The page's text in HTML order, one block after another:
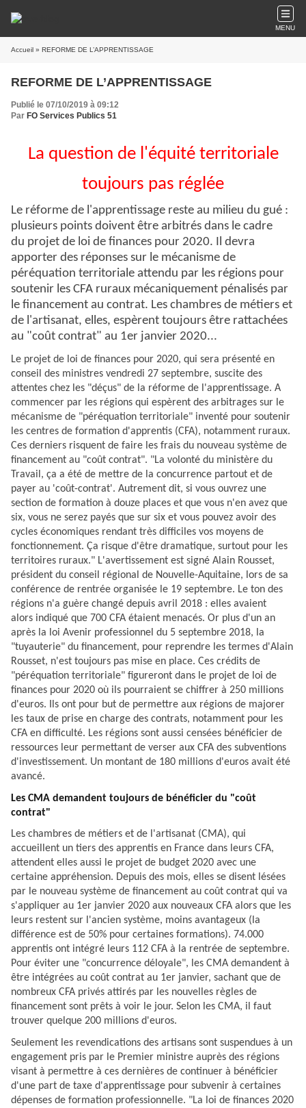
MENU
Accueil » REFORME DE L’APPRENTISSAGE
REFORME DE L’APPRENTISSAGE
Publié le 07/10/2019 à 09:12
Par FO Services Publics 51
La question de l'équité territoriale
toujours pas réglée
Le réforme de l'apprentissage reste au milieu du gué :
plusieurs points doivent être arbitrés dans le cadre
du projet de loi de finances pour 2020. Il devra
apporter des réponses sur le mécanisme de
péréquation territoriale attendu par les régions pour
soutenir les CFA ruraux mécaniquement pénalisés par
le financement au contrat. Les chambres de métiers et
de l'artisanat, elles, espèrent toujours être rattachées
au "coût contrat" au 1er janvier 2020...
Le projet de loi de finances pour 2020, qui sera présenté en
conseil des ministres vendredi 27 septembre, suscite des
attentes chez les "déçus" de la réforme de l'apprentissage. A
commencer par les régions qui espèrent des arbitrages sur le
mécanisme de "péréquation territoriale" inventé pour soutenir
les centres de formation d'apprentis (CFA), notamment ruraux.
Ces derniers risquent de faire les frais du nouveau système de
financement au "coût contrat". "La volonté du ministère du
Travail, ça a été de mettre de la concurrence partout et de
payer au 'coût-contrat'. Autrement dit, si vous ouvrez une
section de formation à douze places et que vous n'en avez que
six, vous ne serez payés que sur six et vous pouvez avoir des
cycles économiques rendant très difficiles vos moyens de
fonctionnement. Ça risque d'être dramatique, surtout pour les
territoires ruraux." L'avertissement est signé Alain Rousset,
président du conseil régional de Nouvelle-Aquitaine, lors de sa
conférence de rentrée organisée le 19 septembre. Le ton des
régions n'a guère changé depuis avril 2018 : elles avaient
alors indiqué que 700 CFA étaient menacés. Or plus d'un an
après la loi Avenir professionnel du 5 septembre 2018, la
"tuyauterie" du financement, pour reprendre les termes d'Alain
Rousset, n'est toujours pas mise en place. Ces crédits de
"péréquation territoriale" figureront dans le projet de loi de
finances pour 2020 où ils pourraient se chiffrer à 250 millions
d'euros. Ils ont pour but de permettre aux régions de majorer
les taux de prise en charge des contrats, notamment pour les
CFA en difficulté. Les régions sont aussi censées bénéficier de
ressources leur permettant de verser aux CFA des subventions
d'investissement. Un montant de 180 millions d'euros avait été
avancé.
Les CMA demandent toujours de bénéficier du "coût
contrat"
Les chambres de métiers et de l'artisanat (CMA), qui
accueillent un tiers des apprentis en France dans leurs CFA,
attendent elles aussi le projet de budget 2020 avec une
certaine appréhension. Depuis des mois, elles se disent lésées
par le nouveau système de financement au coût contrat qui va
s'appliquer au 1er janvier 2020 aux nouveaux CFA alors que les
leurs restent sur l'ancien système, moins avantageux (la
différence est de 50% pour certaines formations). 74.000
apprentis ont intégré leurs 112 CFA à la rentrée de septembre.
Pour éviter une "concurrence déloyale", les CMA demandent à
être intégrées au coût contrat au 1er janvier, sachant que de
nombreux CFA privés attirés par les nouvelles règles de
financement sont prêts à voir le jour. Selon les CMA, il faut
trouver quelque 200 millions d'euros.
Seulement les revendications des artisans sont suspendues à un
engagement pris par le Premier ministre auprès des régions
visant à permettre à ces dernières de continuer à bénéficier
d'une part de taxe d'apprentissage pour subvenir à certaines
dépenses de formation professionnelle. "La loi de finances 2020